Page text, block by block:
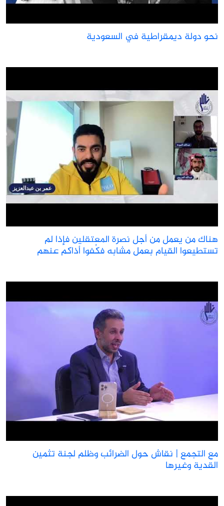
دولة ديمقراطية في السعودية
من يعمل من أجل نصرة المعتقلين فإذا لم
القيام بعمل مشابه فكُفوا أذاكم عنهم
التجمع | نقاش حول الضرائب وظلم لجنة تثمين
وغيرها